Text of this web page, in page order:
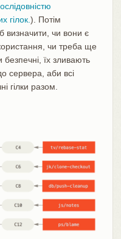
гілок. ). Потім
визначити, чи вони є
чи треба ще
їх зливають
сервера, аби всі
гілки разом.